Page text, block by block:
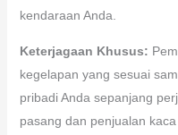
kendaraan Anda.
Keterjagaan Khusus:
kegelapan yang sesuai
pribadi Anda sepanjang
pasang dan penjualan